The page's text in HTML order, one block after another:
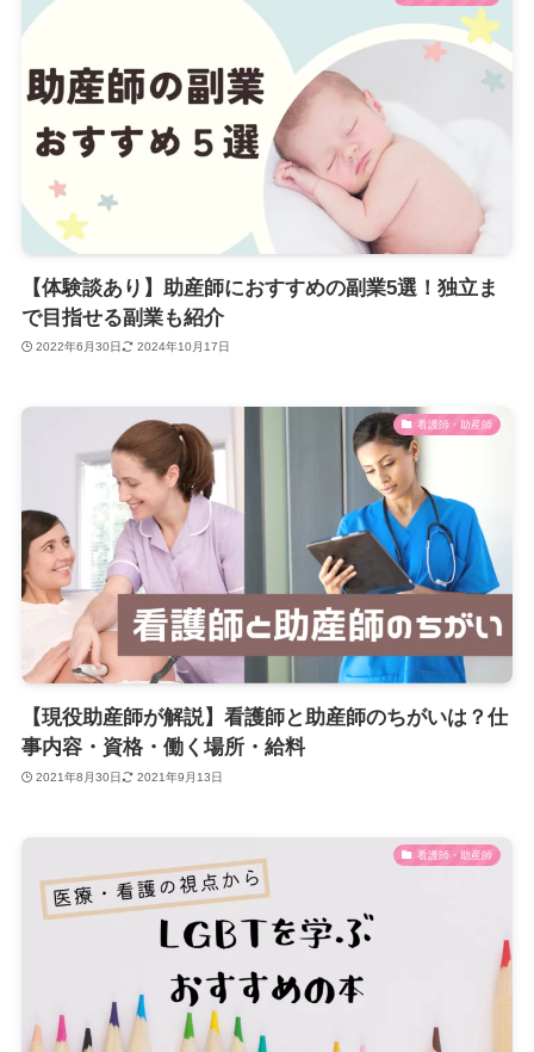
【体験談あり】助産師におすすめの副業5選！独立ま
で目指せる副業も紹介
2022年6月30日 2024年10月17日
看護師・助産師
【現役助産師が解説】看護師と助産師のちがいは？仕
事内容・資格・働く場所・給料
2021年8月30日 2021年9月13日
看護師・助産師